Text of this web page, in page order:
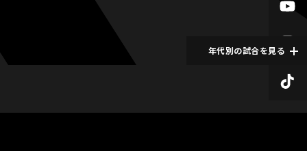
年代別の試合を見る